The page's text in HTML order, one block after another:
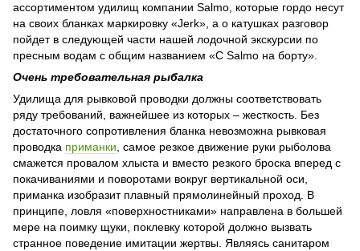
ассортиментом удилищ компании Salmo, которые гордо несут
на своих бланках маркировку «Jerk», а о катушках разговор
пойдет в следующей части нашей лодочной экскурсии по
пресным водам с общим названием «С Salmo на борту».
Очень требовательная рыбалка
Удилища для рывковой проводки должны соответствовать
ряду требований, важнейшее из которых – жесткость. Без
достаточного сопротивления бланка невозможна рывковая
проводка приманки, самое резкое движение руки рыболова
смажется провалом хлыста и вместо резкого броска вперед с
покачиваниями и поворотами вокруг вертикальной оси,
приманка изобразит плавный прямолинейный проход. В
принципе, ловля «поверхностниками» направлена в большей
мере на поимку щуки, поклевку которой должно вызвать
странное поведение имитации жертвы. Являясь санитаром